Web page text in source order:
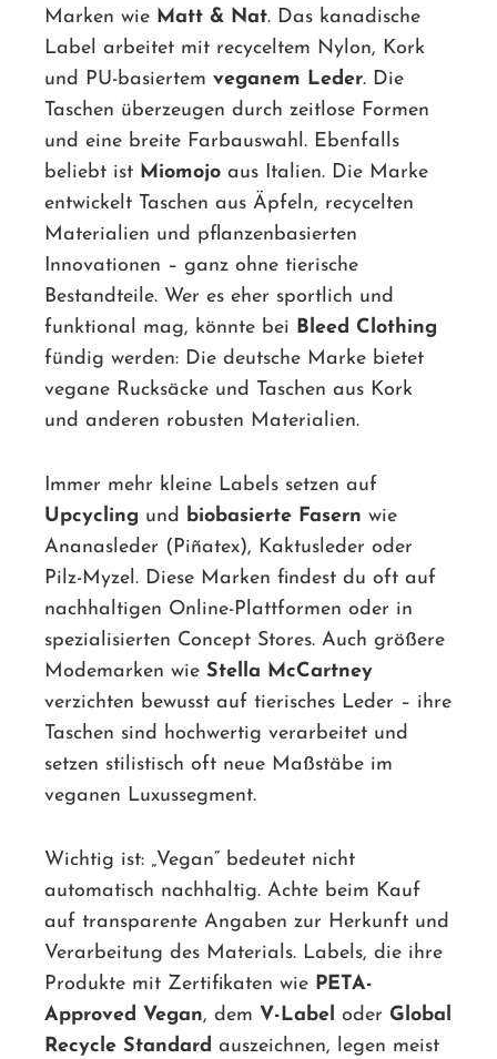
Marken wie Matt & Nat. Das kanadische
Label arbeitet mit recyceltem Nylon, Kork
und PU-basiertem veganem Leder. Die
Taschen überzeugen durch zeitlose Formen
und eine breite Farbauswahl. Ebenfalls
beliebt ist Miomojo aus Italien. Die Marke
entwickelt Taschen aus Äpfeln, recycelten
Materialien und pflanzenbasierten
Innovationen – ganz ohne tierische
Bestandteile. Wer es eher sportlich und
funktional mag, könnte bei Bleed Clothing
fündig werden: Die deutsche Marke bietet
vegane Rucksäcke und Taschen aus Kork
und anderen robusten Materialien.
Immer mehr kleine Labels setzen auf
Upcycling und biobasierte Fasern wie
Ananasleder (Piñatex), Kaktusleder oder
Pilz-Myzel. Diese Marken findest du oft auf
nachhaltigen Online-Plattformen oder in
spezialisierten Concept Stores. Auch größere
Modemarken wie Stella McCartney
verzichten bewusst auf tierisches Leder – ihre
Taschen sind hochwertig verarbeitet und
setzen stilistisch oft neue Maßstäbe im
veganen Luxussegment.
Wichtig ist: „Vegan“ bedeutet nicht
automatisch nachhaltig. Achte beim Kauf
auf transparente Angaben zur Herkunft und
Verarbeitung des Materials. Labels, die ihre
Produkte mit Zertifikaten wie PETA-
Approved Vegan, dem V-Label oder Global
Recycle Standard auszeichnen, legen meist